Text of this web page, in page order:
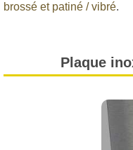
brossé et patiné / vibré.
Plaque